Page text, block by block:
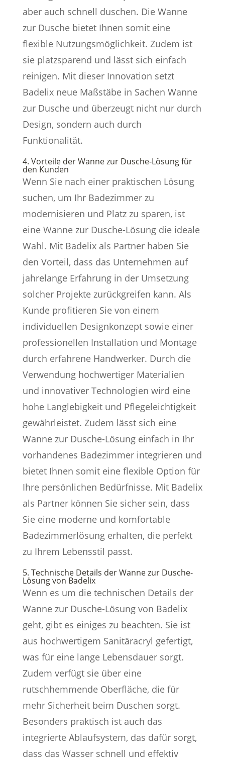
aber auch schnell duschen. Die Wanne
zur Dusche bietet Ihnen somit eine
flexible Nutzungsmöglichkeit. Zudem ist
sie platzsparend und lässt sich einfach
reinigen. Mit dieser Innovation setzt
Badelix neue Maßstäbe in Sachen Wanne
zur Dusche und überzeugt nicht nur durch
Design, sondern auch durch
Funktionalität.
4. Vorteile der Wanne zur Dusche-Lösung für
den Kunden
Wenn Sie nach einer praktischen Lösung
suchen, um Ihr Badezimmer zu
modernisieren und Platz zu sparen, ist
eine Wanne zur Dusche-Lösung die ideale
Wahl. Mit Badelix als Partner haben Sie
den Vorteil, dass das Unternehmen auf
jahrelange Erfahrung in der Umsetzung
solcher Projekte zurückgreifen kann. Als
Kunde profitieren Sie von einem
individuellen Designkonzept sowie einer
professionellen Installation und Montage
durch erfahrene Handwerker. Durch die
Verwendung hochwertiger Materialien
und innovativer Technologien wird eine
hohe Langlebigkeit und Pflegeleichtigkeit
gewährleistet. Zudem lässt sich eine
Wanne zur Dusche-Lösung einfach in Ihr
vorhandenes Badezimmer integrieren und
bietet Ihnen somit eine flexible Option für
Ihre persönlichen Bedürfnisse. Mit Badelix
als Partner können Sie sicher sein, dass
Sie eine moderne und komfortable
Badezimmerlösung erhalten, die perfekt
zu Ihrem Lebensstil passt.
5. Technische Details der Wanne zur Dusche-
Lösung von Badelix
Wenn es um die technischen Details der
Wanne zur Dusche-Lösung von Badelix
geht, gibt es einiges zu beachten. Sie ist
aus hochwertigem Sanitäracryl gefertigt,
was für eine lange Lebensdauer sorgt.
Zudem verfügt sie über eine
rutschhemmende Oberfläche, die für
mehr Sicherheit beim Duschen sorgt.
Besonders praktisch ist auch das
integrierte Ablaufsystem, das dafür sorgt,
dass das Wasser schnell und effektiv